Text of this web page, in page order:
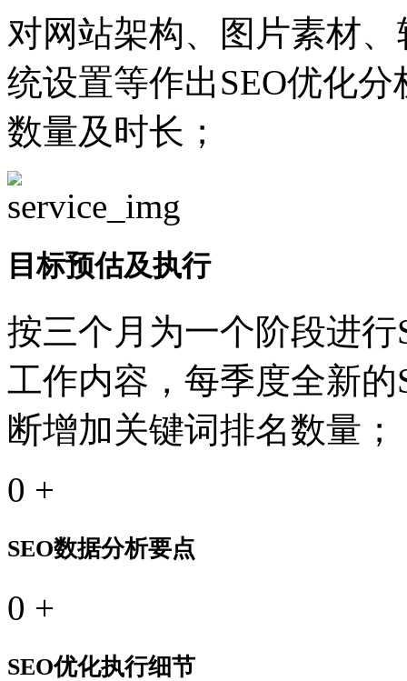
对网站架构、图片素材
统设置等作出SEO优化
数量及时长；
目标预估及执行
按三个月为一个阶段进
工作内容，每季度全新
断增加关键词排名数量；
0 +
SEO数据分析要点
0 +
SEO优化执行细节